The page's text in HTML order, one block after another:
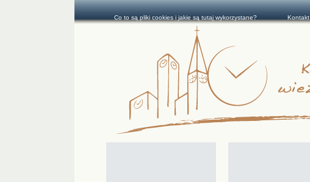
Co to są pliki cookies i jakie są tutaj wykorzystane? Kontakt